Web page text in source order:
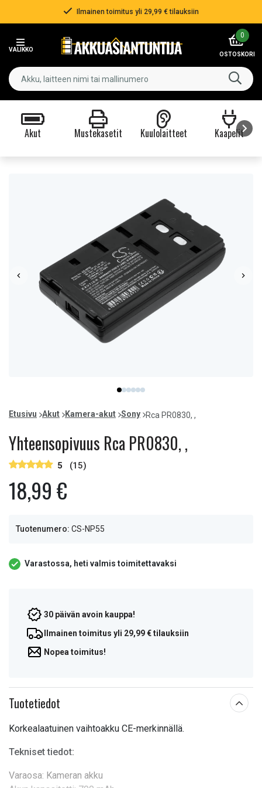
Ilmainen toimitus yli 29,99 € tilauksiin
VALIKKO
0
OSTOSKORI
Akut Mustekasetit Kuulolaitteet Kaapelit
item
0
item
1
item
2
item
3
item
4
item
5
of
Etusivu Akut Kamera-akut Sony Rca PR0830, ,
Yhteensopivuus Rca PR0830, ,
5 (15)
18,99 €
Tuotenumero: CS-NP55
Varastossa, heti valmis toimitettavaksi
30 päivän avoin kauppa!
Ilmainen toimitus yli 29,99 € tilauksiin
Nopea toimitus!
Tuotetiedot
Korkealaatuinen vaihtoakku CE-merkinnällä.
Tekniset tiedot:
Varaosa: Kameran akku